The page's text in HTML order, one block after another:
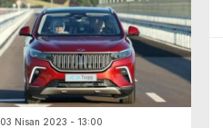
03 Nisan 2023 - 13:00